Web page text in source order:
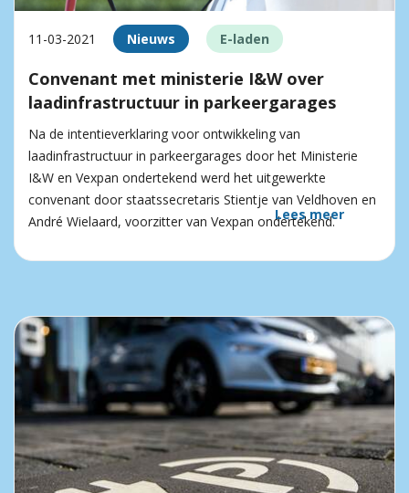
11-03-2021 Nieuws E-laden
Convenant met ministerie I&W over
laadinfrastructuur in parkeergarages
Na de intentieverklaring voor ontwikkeling van
laadinfrastructuur in parkeergarages door het Ministerie
I&W en Vexpan ondertekend werd het uitgewerkte
convenant door staatssecretaris Stientje van Veldhoven en
André Wielaard, voorzitter van Vexpan ondertekend.
Lees meer